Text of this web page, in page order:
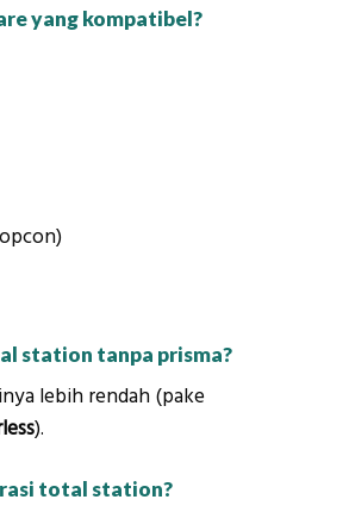
yang kompatibel?
station tanpa prisma?
lebih rendah (pake
).
total station?